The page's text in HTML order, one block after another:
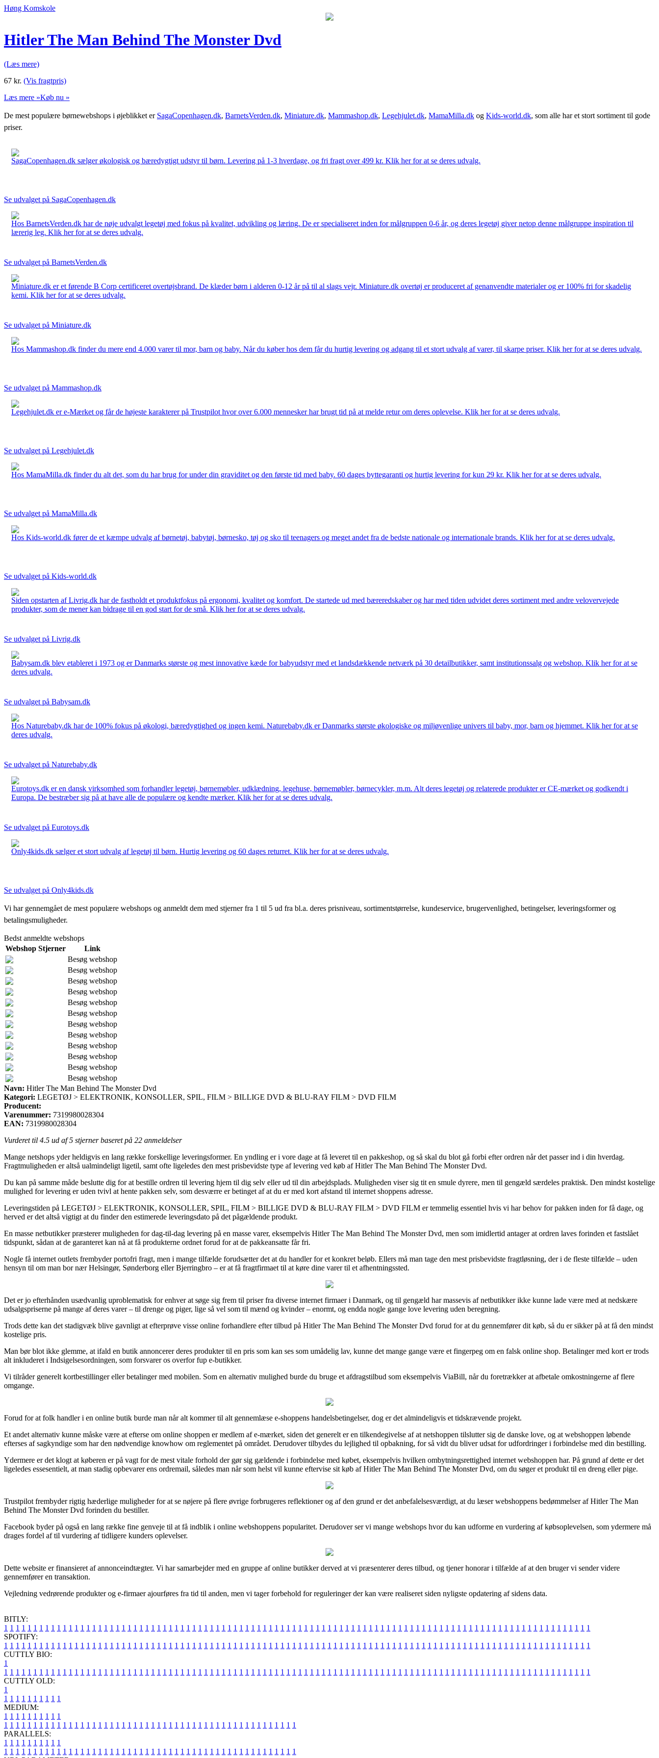
Høng Komskole
Hitler The Man Behind The Monster Dvd
(Læs mere)
67 kr. (Vis fragtpris)
Læs mere »Køb nu »
De mest populære børnewebshops i øjeblikket er SagaCopenhagen.dk, BarnetsVerden.dk, Miniature.dk, Mammashop.dk, Legehjulet.dk, MamaMilla.dk og Kids-world.dk, som alle har et stort sortiment til gode
priser.
SagaCopenhagen.dk sælger økologisk og bæredygtigt udstyr til børn. Levering på 1-3 hverdage, og fri fragt over 499 kr. Klik her for at se deres udvalg.
Se udvalget på SagaCopenhagen.dk
Hos BarnetsVerden.dk har de nøje udvalgt legetøj med fokus på kvalitet, udvikling og læring. De er specialiseret inden for målgruppen 0-6 år, og deres legetøj giver netop denne målgruppe inspiration til
lærerig leg. Klik her for at se deres udvalg.
Se udvalget på BarnetsVerden.dk
Miniature.dk er et førende B Corp certificeret overtøjsbrand. De klæder børn i alderen 0-12 år på til al slags vejr. Miniature.dk overtøj er produceret af genanvendte materialer og er 100% fri for skadelig
kemi. Klik her for at se deres udvalg.
Se udvalget på Miniature.dk
Hos Mammashop.dk finder du mere end 4.000 varer til mor, barn og baby. Når du køber hos dem får du hurtig levering og adgang til et stort udvalg af varer, til skarpe priser. Klik her for at se deres udvalg.
Se udvalget på Mammashop.dk
Legehjulet.dk er e-Mærket og får de højeste karakterer på Trustpilot hvor over 6.000 mennesker har brugt tid på at melde retur om deres oplevelse. Klik her for at se deres udvalg.
Se udvalget på Legehjulet.dk
Hos MamaMilla.dk finder du alt det, som du har brug for under din graviditet og den første tid med baby. 60 dages byttegaranti og hurtig levering for kun 29 kr. Klik her for at se deres udvalg.
Se udvalget på MamaMilla.dk
Hos Kids-world.dk fører de et kæmpe udvalg af børnetøj, babytøj, børnesko, tøj og sko til teenagers og meget andet fra de bedste nationale og internationale brands. Klik her for at se deres udvalg.
Se udvalget på Kids-world.dk
Siden opstarten af Livrig.dk har de fastholdt et produktfokus på ergonomi, kvalitet og komfort. De startede ud med bæreredskaber og har med tiden udvidet deres sortiment med andre velovervejede
produkter, som de mener kan bidrage til en god start for de små. Klik her for at se deres udvalg.
Se udvalget på Livrig.dk
Babysam.dk blev etableret i 1973 og er Danmarks største og mest innovative kæde for babyudstyr med et landsdækkende netværk på 30 detailbutikker, samt institutionssalg og webshop. Klik her for at se
deres udvalg.
Se udvalget på Babysam.dk
Hos Naturebaby.dk har de 100% fokus på økologi, bæredygtighed og ingen kemi. Naturebaby.dk er Danmarks største økologiske og miljøvenlige univers til baby, mor, barn og hjemmet. Klik her for at se
deres udvalg.
Se udvalget på Naturebaby.dk
Eurotoys.dk er en dansk virksomhed som forhandler legetøj, børnemøbler, udklædning, legehuse, børnemøbler, børnecykler, m.m. Alt deres legetøj og relaterede produkter er CE-mærket og godkendt i
Europa. De bestræber sig på at have alle de populære og kendte mærker. Klik her for at se deres udvalg.
Se udvalget på Eurotoys.dk
Only4kids.dk sælger et stort udvalg af legetøj til børn. Hurtig levering og 60 dages returret. Klik her for at se deres udvalg.
Se udvalget på Only4kids.dk
Vi har gennemgået de mest populære webshops og anmeldt dem med stjerner fra 1 til 5 ud fra bl.a. deres prisniveau, sortimentstørrelse, kundeservice, brugervenlighed, betingelser, leveringsformer og
betalingsmuligheder.
Bedst anmeldte webshops
Webshop Stjerner
Link
Besøg webshop
Besøg webshop
Besøg webshop
Besøg webshop
Besøg webshop
Besøg webshop
Besøg webshop
Besøg webshop
Besøg webshop
Besøg webshop
Besøg webshop
Besøg webshop
Navn: Hitler The Man Behind The Monster Dvd
Kategori: LEGETØJ > ELEKTRONIK, KONSOLLER, SPIL, FILM > BILLIGE DVD & BLU-RAY FILM > DVD FILM
Producent:
Varenummer: 7319980028304
EAN: 7319980028304
Vurderet til 4.5 ud af 5 stjerner baseret på 22 anmeldelser
Mange netshops yder heldigvis en lang række forskellige leveringsformer. En yndling er i vore dage at få leveret til en pakkeshop, og så skal du blot gå forbi efter ordren når det passer ind i din hverdag.
Fragtmuligheden er altså ualmindeligt ligetil, samt ofte ligeledes den mest prisbevidste type af levering ved køb af Hitler The Man Behind The Monster Dvd.
Du kan på samme måde beslutte dig for at bestille ordren til levering hjem til dig selv eller ud til din arbejdsplads. Muligheden viser sig tit en smule dyrere, men til gengæld særdeles praktisk. Den mindst kostelige
mulighed for levering er uden tvivl at hente pakken selv, som desværre er betinget af at du er med kort afstand til internet shoppens adresse.
Leveringstiden på LEGETØJ > ELEKTRONIK, KONSOLLER, SPIL, FILM > BILLIGE DVD & BLU-RAY FILM > DVD FILM er temmelig essentiel hvis vi har behov for pakken inden for få dage, og
herved er det altså vigtigt at du finder den estimerede leveringsdato på det pågældende produkt.
En masse netbutikker præsterer muligheden for dag-til-dag levering på en masse varer, eksempelvis Hitler The Man Behind The Monster Dvd, men som imidlertid antager at ordren laves forinden et fastslået
tidspunkt, sådan at de garanteret kan nå at få produkterne ordnet forud for at de pakkeansatte får fri.
Nogle få internet outlets frembyder portofri fragt, men i mange tilfælde forudsætter det at du handler for et konkret beløb. Ellers må man tage den mest prisbevidste fragtløsning, der i de fleste tilfælde – uden
hensyn til om man bor nær Helsingør, Sønderborg eller Bjerringbro – er at få fragtfirmaet til at køre dine varer til et afhentningssted.
Det er jo efterhånden usædvanlig uproblematisk for enhver at søge sig frem til priser fra diverse internet firmaer i Danmark, og til gengæld har massevis af netbutikker ikke kunne lade være med at nedskære
udsalgspriserne på mange af deres varer – til drenge og piger, lige så vel som til mænd og kvinder – enormt, og endda nogle gange love levering uden beregning.
Trods dette kan det stadigvæk blive gavnligt at efterprøve visse online forhandlere efter tilbud på Hitler The Man Behind The Monster Dvd forud for at du gennemfører dit køb, så du er sikker på at få den mindst
kostelige pris.
Man bør blot ikke glemme, at ifald en butik annoncerer deres produkter til en pris som kan ses som umådelig lav, kunne det mange gange være et fingerpeg om en falsk online shop. Betalinger med kort er trods
alt inkluderet i Indsigelsesordningen, som forsvarer os overfor fup e-butikker.
Vi tilråder generelt kortbestillinger eller betalinger med mobilen. Som en alternativ mulighed burde du bruge et afdragstilbud som eksempelvis ViaBill, når du foretrækker at afbetale omkostningerne af flere
omgange.
Forud for at folk handler i en online butik burde man når alt kommer til alt gennemlæse e-shoppens handelsbetingelser, dog er det almindeligvis et tidskrævende projekt.
Et andet alternativ kunne måske være at efterse om online shoppen er medlem af e-mærket, siden det generelt er en tilkendegivelse af at netshoppen tilslutter sig de danske love, og at webshoppen løbende
efterses af sagkyndige som har den nødvendige knowhow om reglementet på området. Derudover tilbydes du lejlighed til opbakning, for så vidt du bliver udsat for udfordringer i forbindelse med din bestilling.
Ydermere er det klogt at køberen er på vagt for de mest vitale forhold der gør sig gældende i forbindelse med købet, eksempelvis hvilken ombytningsrettighed internet webshoppen har. På grund af dette er det
ligeledes essesentielt, at man stadig opbevarer ens ordremail, således man når som helst vil kunne eftervise sit køb af Hitler The Man Behind The Monster Dvd, om du søger et produkt til en dreng eller pige.
Trustpilot frembyder rigtig hæderlige muligheder for at se nøjere på flere øvrige forbrugeres reflektioner og af den grund er det anbefalelsesværdigt, at du læser webshoppens bedømmelser af Hitler The Man
Behind The Monster Dvd forinden du bestiller.
Facebook byder på også en lang række fine genveje til at få indblik i online webshoppens popularitet. Derudover ser vi mange webshops hvor du kan udforme en vurdering af købsoplevelsen, som ydermere må
drages fordel af til vurdering af tidligere kunders oplevelser.
Dette website er finansieret af annonceindtægter. Vi har samarbejder med en gruppe af online butikker derved at vi præsenterer deres tilbud, og tjener honorar i tilfælde af at den bruger vi sender videre
gennemfører en transaktion.
Vejledning vedrørende produkter og e-firmaer ajourføres fra tid til anden, men vi tager forbehold for reguleringer der kan være realiseret siden nyligste opdatering af sidens data.
BITLY:
1 1 1 1 1 1 1 1 1 1 1 1 1 1 1 1 1 1 1 1 1 1 1 1 1 1 1 1 1 1 1 1 1 1 1 1 1 1 1 1 1 1 1 1 1 1 1 1 1 1 1 1 1 1 1 1 1 1 1 1 1 1 1 1 1 1 1 1 1 1 1 1 1 1 1 1 1 1 1 1 1 1 1 1 1 1 1 1 1 1 1 1 1 1 1 1 1 1 1 1
SPOTIFY:
1 1 1 1 1 1 1 1 1 1 1 1 1 1 1 1 1 1 1 1 1 1 1 1 1 1 1 1 1 1 1 1 1 1 1 1 1 1 1 1 1 1 1 1 1 1 1 1 1 1 1 1 1 1 1 1 1 1 1 1 1 1 1 1 1 1 1 1 1 1 1 1 1 1 1 1 1 1 1 1 1 1 1 1 1 1 1 1 1 1 1 1 1 1 1 1 1 1 1 1
CUTTLY BIO:
1
1 1 1 1 1 1 1 1 1 1 1 1 1 1 1 1 1 1 1 1 1 1 1 1 1 1 1 1 1 1 1 1 1 1 1 1 1 1 1 1 1 1 1 1 1 1 1 1 1 1 1 1 1 1 1 1 1 1 1 1 1 1 1 1 1 1 1 1 1 1 1 1 1 1 1 1 1 1 1 1 1 1 1 1 1 1 1 1 1 1 1 1 1 1 1 1 1 1 1 1
CUTTLY OLD:
1
1 1 1 1 1 1 1 1 1 1
MEDIUM:
1 1 1 1 1 1 1 1 1 1
1 1 1 1 1 1 1 1 1 1 1 1 1 1 1 1 1 1 1 1 1 1 1 1 1 1 1 1 1 1 1 1 1 1 1 1 1 1 1 1 1 1 1 1 1 1 1 1 1 1
PARALLELS:
1 1 1 1 1 1 1 1 1 1
1 1 1 1 1 1 1 1 1 1 1 1 1 1 1 1 1 1 1 1 1 1 1 1 1 1 1 1 1 1 1 1 1 1 1 1 1 1 1 1 1 1 1 1 1 1 1 1 1 1